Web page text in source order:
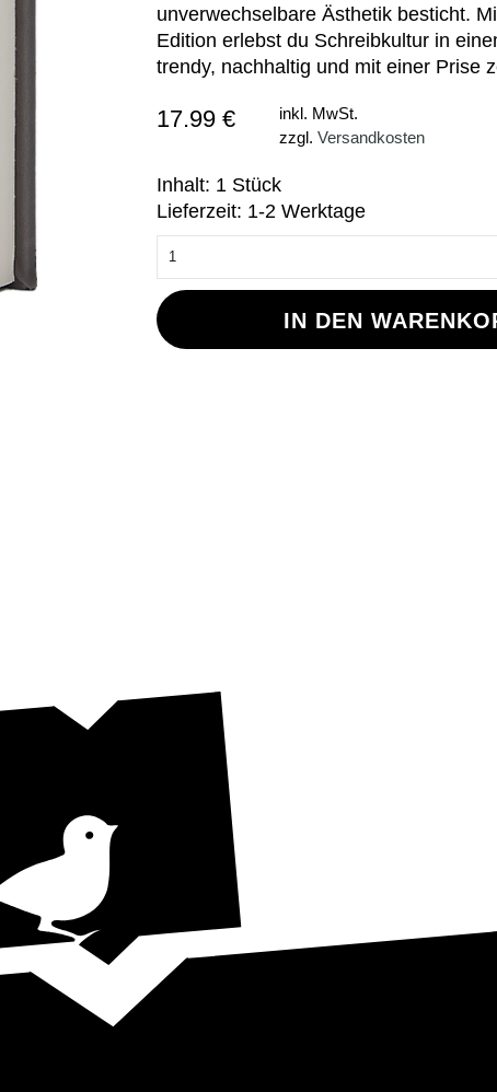
unverwechselbare Ästhetik besticht.
Edition erlebst du Schreibkultur in
trendy, nachhaltig und mit einer Prise
17.99 €
inkl. MwSt.
zzgl. Versandkosten
Inhalt: 1 Stück
Lieferzeit: 1-2 Werktage